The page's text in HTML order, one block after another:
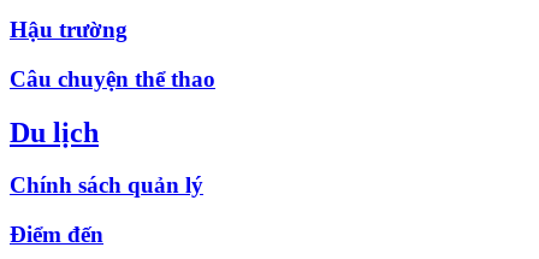
Hậu trường
Câu chuyện thể thao
Du lịch
Chính sách quản lý
Điểm đến